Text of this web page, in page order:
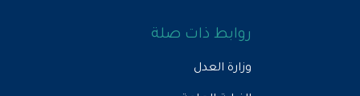
روابط ذات صلة
وزارة العدل